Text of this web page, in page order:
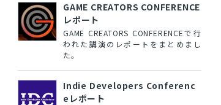
GAME CREATORS CONFERENCE
レポート
GAME CREATORS CONFERENCEで行
われた講演のレポートをまとめまし
た。
Indie Developers Conferenc
eレポート